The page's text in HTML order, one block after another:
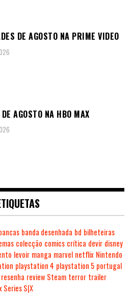
DE AGOSTO NA PRIME VIDEO
AGOSTO NA HBO MAX
banda desenhada bd bilheteiras
colecção comics crítica devir disney
levoir manga marvel netflix Nintendo
playstation 4 playstation 5 portugal
resenha review Steam terror trailer
Series S|X